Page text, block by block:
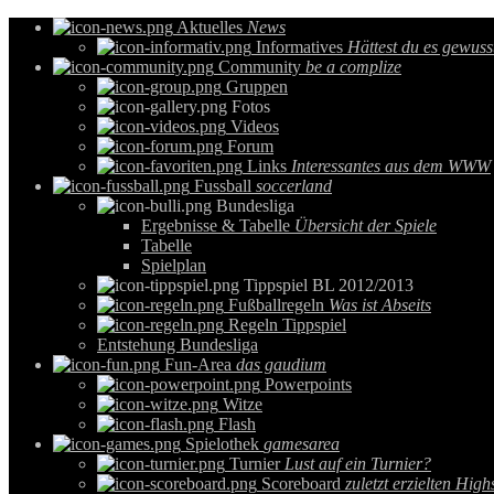
Aktuelles News
Informatives Hättest du es
Community be a complize
Gruppen
Fotos
Videos
Forum
Links Interessantes aus dem WWW
Fussball soccerland
Bundesliga
Ergebnisse & Tabelle Übersicht der Spiele
Tabelle
Spielplan
Tippspiel BL 2012/2013
Fußballregeln Was ist Abseits
Regeln Tippspiel
Entstehung Bundesliga
Fun-Area das gaudium
Powerpoints
Witze
Flash
Spielothek gamesarea
Turnier Lust auf ein Turnier?
Scoreboard zuletzt erzielten